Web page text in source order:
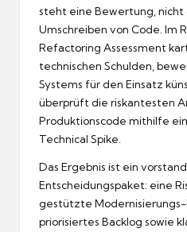
steht eine Bewertung, nicht
Umschreiben von Code. Im
Refactoring Assessment
technischen Schulden,
Systems für den Einsatz
überprüft die riskantesten
Produktionscode mithilfe
Technical Spike.
Das Ergebnis ist ein
Entscheidungspaket: eine
gestützte Modernisierungs-
priorisiertes Backlog sowie